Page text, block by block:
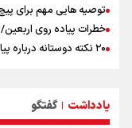
توصیه هایی مهم برای
خطرات پیاده روی اربعین/ ۷ راهنمایی برای سفری ایمن و معنوی
۲۰ نکته دوستانه درباره پیاده روی اربعین و عراقی ها
توصیه های کاربردی برای
یادداشت | گفتگو